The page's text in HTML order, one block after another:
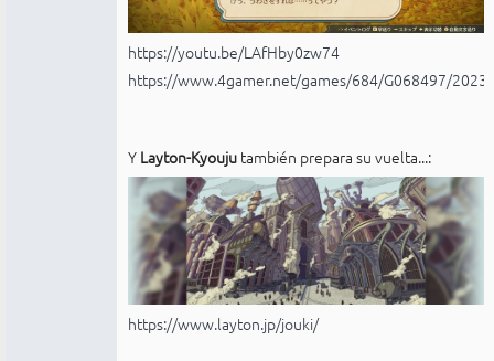
https://youtu.be/LAfHby0zw74
https://www.4gamer.net/games/684/G068497/
Y Layton-Kyouju también prepara su vuelta...:
https://www.layton.jp/jouki/